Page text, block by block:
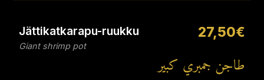
Jättikatkarapu-ruukku
Giant shrimp pot
27,50€
طاجن جمبري كبير